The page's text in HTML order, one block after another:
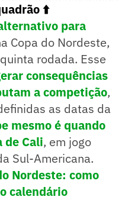
⬆️
para
Copa do Nordeste,
rodada. Esse
consequências
a competição,
as datas da
mesmo é quando
de Cali, em jogo
Sul-Americana.
Nordeste: como
calendário